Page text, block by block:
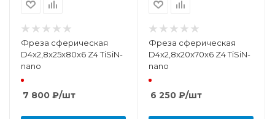
Фреза сферическая
D4x2,8x25x80x6 Z4 TiSiN-
nano
7 800 ₽/шт
Фреза сферическая
D4x2,8x20x70x6 Z4 TiSiN-
nano
6 250 ₽/шт